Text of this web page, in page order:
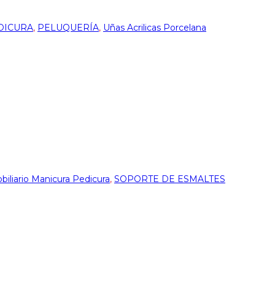
, PELUQUERÍA, Uñas Acrilicas Porcelana
Manicura Pedicura, SOPORTE DE ESMALTES